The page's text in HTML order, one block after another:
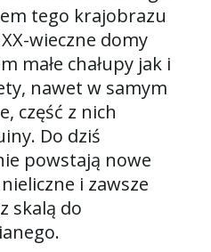
tego krajobrazu
wieczne domy
małe chałupy jak i
nawet w samym
część z nich
Do dziś
powstają nowe
i zawsze
skalą do